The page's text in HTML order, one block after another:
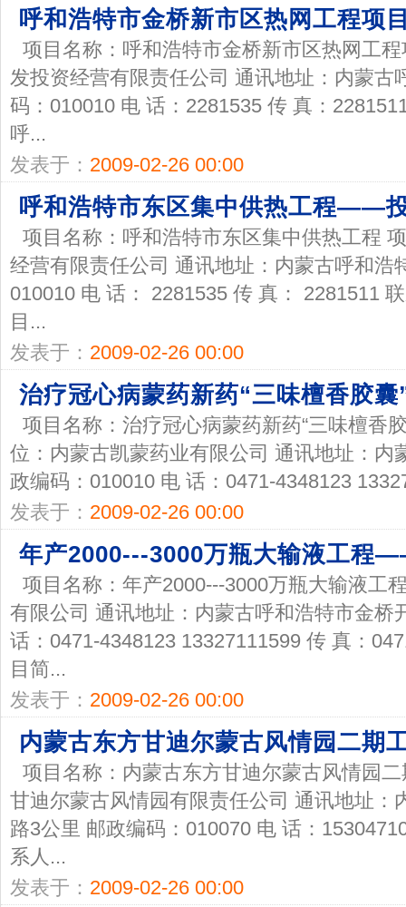
呼和浩特市金桥新市区热网工程
项目名称：呼和浩特市金桥新市区热网工
发投资经营有限责任公司 通讯地址：内蒙古
码：010010 电 话：2281535 传 真：
呼...
发表于： 2009-02-26 00:00
呼和浩特市东区集中供热工程——
项目名称：呼和浩特市东区集中供热工程
经营有限责任公司 通讯地址：内蒙古呼和浩
010010 电 话： 2281535 传 真： 2281511
目...
发表于： 2009-02-26 00:00
治疗冠心病蒙药新药“三味檀香胶
项目名称：治疗冠心病蒙药新药“三味檀香
位：内蒙古凯蒙药业有限公司 通讯地址：内
政编码：010010 电 话：0471-4348123
发表于： 2009-02-26 00:00
年产2000---3000万瓶大输液工程
项目名称：年产2000---3000万瓶大输液工
有限公司 通讯地址：内蒙古呼和浩特市金桥
话：0471-4348123 13327111599 传 真：
目简...
发表于： 2009-02-26 00:00
内蒙古东方甘迪尔蒙古风情园二
项目名称：内蒙古东方甘迪尔蒙古风情园
甘迪尔蒙古风情园有限责任公司 通讯地址：
路3公里 邮政编码：010070 电 话：
系人...
发表于： 2009-02-26 00:00